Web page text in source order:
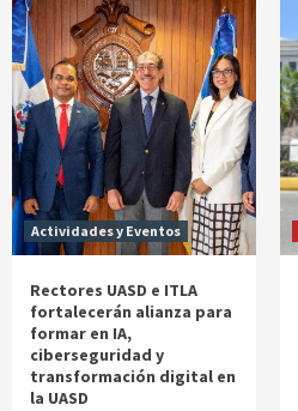
Actividades y Eventos
Rectores UASD e ITLA
fortalecerán alianza para
formar en IA,
ciberseguridad y
transformación digital en
la UASD